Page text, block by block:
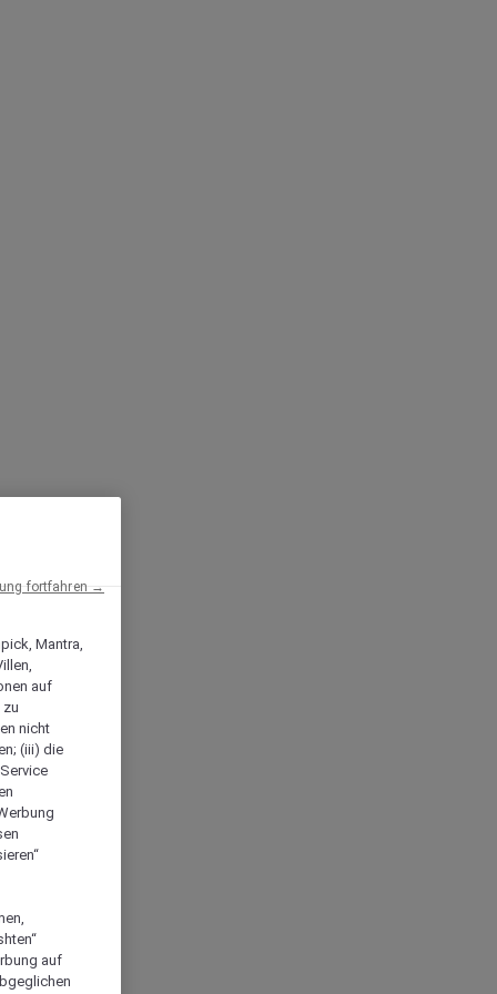
Mantra,
auf
zu
nicht
(iii) die
auf
fortfahren →